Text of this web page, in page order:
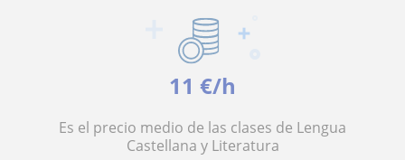
11 €/h
Es el precio medio de las clases de Lengua
Castellana y Literatura